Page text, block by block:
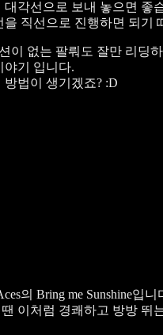
대각선으로 보내 놓으면 좋
을 직선으로 진행하면 되기
이 없는 팔뤄도 잘만 리딩
야기 입니다.
법이 생기겠죠? :D
의 Bring me Sunshine입니
이처럼 경쾌하고 방방 뛰